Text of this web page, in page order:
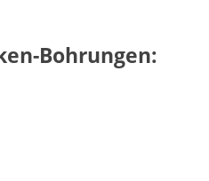
Bohrungen: